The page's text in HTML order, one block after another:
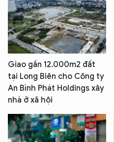
Giao gần 12.000m2 đất
tại Long Biên cho Công ty
An Bình Phát Holdings xây
nhà ở xã hội